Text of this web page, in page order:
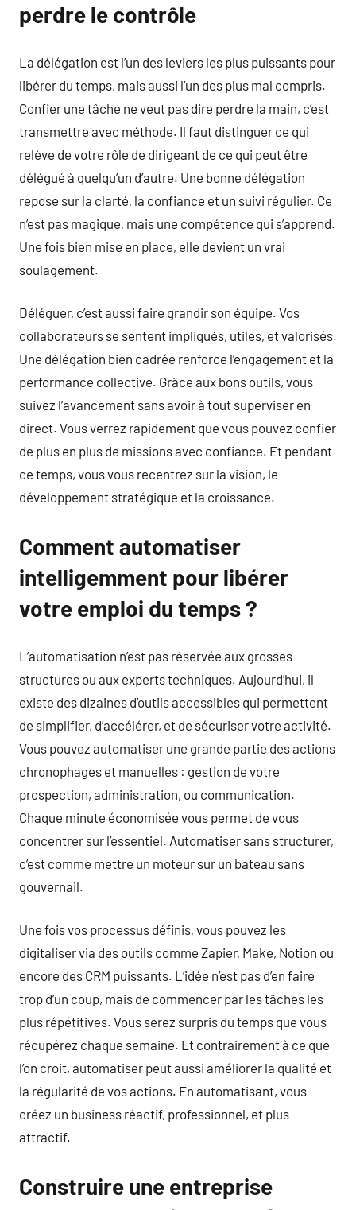
perdre le contrôle
La délégation est l’un des leviers les plus puissants pour
libérer du temps, mais aussi l’un des plus mal compris.
Confier une tâche ne veut pas dire perdre la main, c’est
transmettre avec méthode. Il faut distinguer ce qui
relève de votre rôle de dirigeant de ce qui peut être
délégué à quelqu’un d’autre. Une bonne délégation
repose sur la clarté, la confiance et un suivi régulier. Ce
n’est pas magique, mais une compétence qui s’apprend.
Une fois bien mise en place, elle devient un vrai
soulagement.
Déléguer, c’est aussi faire grandir son équipe. Vos
collaborateurs se sentent impliqués, utiles, et valorisés.
Une délégation bien cadrée renforce l’engagement et la
performance collective. Grâce aux bons outils, vous
suivez l’avancement sans avoir à tout superviser en
direct. Vous verrez rapidement que vous pouvez confier
de plus en plus de missions avec confiance. Et pendant
ce temps, vous vous recentrez sur la vision, le
développement stratégique et la croissance.
Comment automatiser
intelligemment pour libérer
votre emploi du temps ?
L’automatisation n’est pas réservée aux grosses
structures ou aux experts techniques. Aujourd’hui, il
existe des dizaines d’outils accessibles qui permettent
de simplifier, d’accélérer, et de sécuriser votre activité.
Vous pouvez automatiser une grande partie des actions
chronophages et manuelles : gestion de votre
prospection, administration, ou communication.
Chaque minute économisée vous permet de vous
concentrer sur l’essentiel. Automatiser sans structurer,
c’est comme mettre un moteur sur un bateau sans
gouvernail.
Une fois vos processus définis, vous pouvez les
digitaliser via des outils comme Zapier, Make, Notion ou
encore des CRM puissants. L’idée n’est pas d’en faire
trop d’un coup, mais de commencer par les tâches les
plus répétitives. Vous serez surpris du temps que vous
récupérez chaque semaine. Et contrairement à ce que
l’on croit, automatiser peut aussi améliorer la qualité et
la régularité de vos actions. En automatisant, vous
créez un business réactif, professionnel, et plus
attractif.
Construire une entreprise